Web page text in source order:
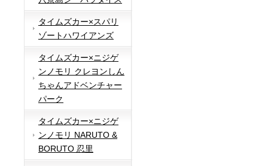
タイムズカー×スパリ
ゾートハワイアンズ
タイムズカー×ニジゲ
ンノモリ クレヨンしん
ちゃんアドベンチャー
パーク
タイムズカー×ニジゲ
ンノモリ NARUTO &
BORUTO 忍里